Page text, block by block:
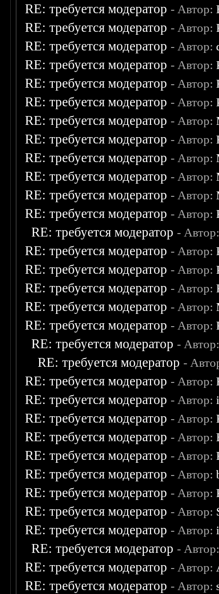
RE: требуется модератор - Автор:
RE: требуется модератор - Автор:
RE: требуется модератор - Автор:
RE: требуется модератор - Автор:
RE: требуется модератор - Автор:
RE: требуется модератор - Автор:
RE: требуется модератор - Автор:
RE: требуется модератор - Автор:
RE: требуется модератор - Автор:
RE: требуется модератор - Автор:
RE: требуется модератор - Автор:
RE: требуется модератор - Автор:
RE: требуется модератор -
RE: требуется модератор - Автор:
RE: требуется модератор - Автор:
RE: требуется модератор - Автор:
RE: требуется модератор - Автор:
RE: требуется модератор - Автор:
RE: требуется модератор -
RE: требуется модератор -
RE: требуется модератор - Автор:
RE: требуется модератор - Автор:
RE: требуется модератор - Автор:
RE: требуется модератор - Автор:
RE: требуется модератор - Автор:
RE: требуется модератор - Автор:
RE: требуется модератор - Автор:
RE: требуется модератор - Автор:
RE: требуется модератор - Автор:
RE: требуется модератор -
RE: требуется модератор - Автор:
RE: требуется модератор - Автор: